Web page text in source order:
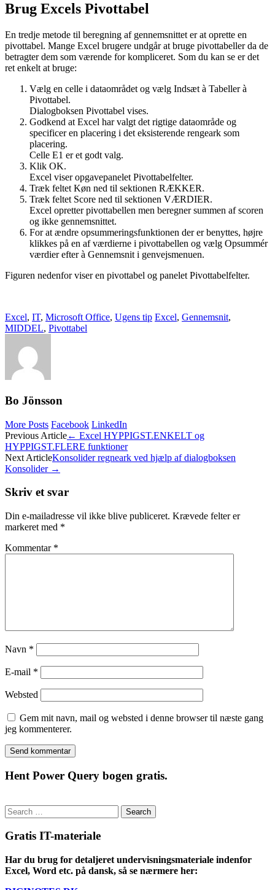
Brug Excels Pivottabel
En tredje metode til beregning af gennemsnittet er at oprette en
pivottabel. Mange Excel brugere undgår at bruge pivottabeller da de
betragter dem som værende for kompliceret. Som du kan se er det
ret enkelt at bruge:
Vælg en celle i dataområdet og vælg Indsæt à Tabeller à
Pivottabel.
Dialogboksen Pivottabel vises.
Godkend at Excel har valgt det rigtige dataområde og
specificer en placering i det eksisterende rengeark som
placering.
Celle E1 er et godt valg.
Klik OK.
Excel viser opgavepanelet Pivottabelfelter.
Træk feltet Køn ned til sektionen RÆKKER.
Træk feltet Score ned til sektionen VÆRDIER.
Excel opretter pivottabellen men beregner summen af scoren
og ikke gennemsnittet.
For at ændre opsummeringsfunktionen der er benyttes, højre
klikkes på en af værdierne i pivottabellen og vælg Opsummér
værdier efter à Gennemsnit i genvejsmenuen.
Figuren nedenfor viser en pivottabel og panelet Pivottabelfelter.
Excel, IT, Microsoft Office, Ugens tip Excel, Gennemsnit,
MIDDEL, Pivottabel
Bo Jönsson
More Posts Facebook LinkedIn
Post
navigation
Previous Article← Excel HYPPIGST.ENKELT og
HYPPIGST.FLERE funktioner
Next ArticleKonsolider regneark ved hjælp af dialogboksen
Konsolider →
Skriv et svar
Din e-mailadresse vil ikke blive publiceret. Krævede felter er
markeret med *
Kommentar *
Navn *
E-mail *
Websted
Gem mit navn, mail og websted i denne browser til næste gang
jeg kommenterer.
Hent Power Query bogen gratis.
Search
for:
Gratis IT-materiale
Har du brug for detaljeret undervisningsmateriale indenfor
Excel, Word etc. på dansk, så se nærmere her: